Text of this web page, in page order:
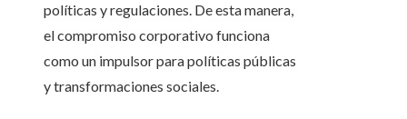
políticas y regulaciones. De esta manera,
el compromiso corporativo funciona
como un impulsor para políticas públicas
y transformaciones sociales.